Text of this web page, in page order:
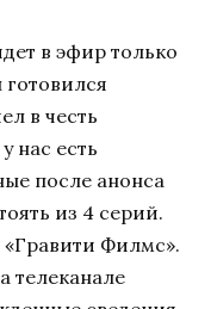
в эфир только
готовился
в честь
нас есть
после анонса
из 4 серий.
«Гравити Филмс».
телеканале